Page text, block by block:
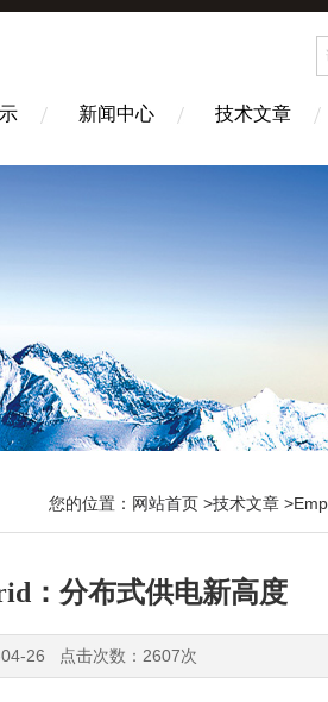
新闻中心 技术文章
您的位置： 网站首页 >技术文章
：分布式供电新高度
26 点击次数：2607次